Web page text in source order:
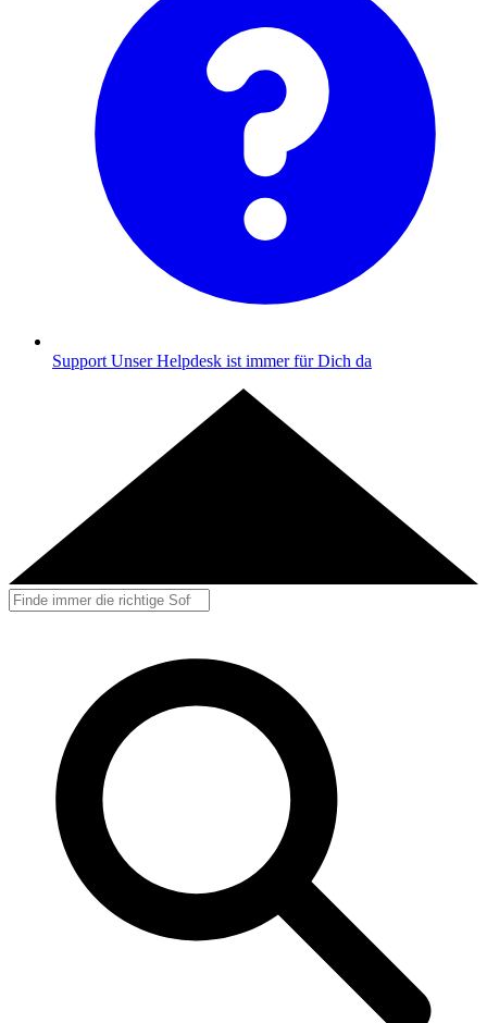
Support Unser Helpdesk ist immer für Dich da